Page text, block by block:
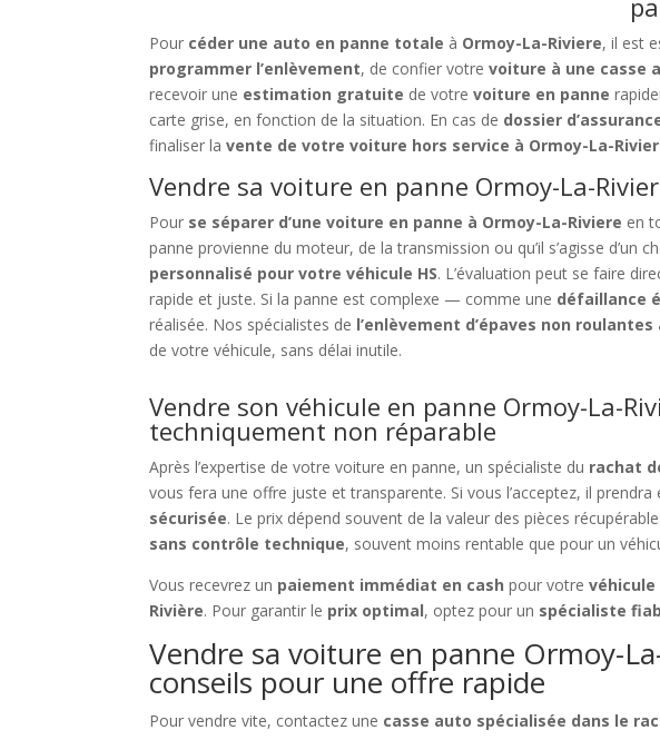
Pour céder une auto en panne totale à Ormoy-La-Riviere, il est
programmer l’enlèvement, de confier votrevoiture à une casse
recevoir une estimation gratuite de votrevoiture en panne
carte grise, en fonction de la situation. En cas de dossier
finaliser lavente de votre voiture hors service à Ormoy-La-
Vendre sa voiture en panne Ormoy-La-
Pour se séparer d’une voiture en panne à Ormoy-La-Riviere en
panne provienne du moteur, de la transmission ou qu’il s’agisse d’un
personnalisé pour votre véhicule HS. L’évaluation peut se faire
rapide et juste. Si la panne est complexe — comme une défaillance
réalisée. Nos spécialistes de l’enlèvement d’épaves non
de votre véhicule, sans délai inutile.
Vendre son véhicule en panne Ormoy-La-
techniquement non réparable
Après l’expertise de votre voiture en panne, un spécialiste du rachat
vous fera une offre juste et transparente. Si vous l’acceptez, il prendra
sécurisée. Le prix dépend souvent de la valeur des pièces
sans contrôle technique, souvent moins rentable que pour un
Vous recevrez un paiement immédiat en cash pour votrevéhicule
Rivière. Pour garantir le prix optimal, optez pour un spécialiste
Vendre sa voiture en panne Ormoy-
conseils pour une offre rapide
Pour vendre vite, contactez une casse auto spécialisée dans le